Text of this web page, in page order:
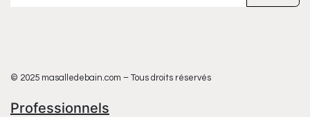
© 2025 masalledebain.com – Tous droits réservés
Professionnels